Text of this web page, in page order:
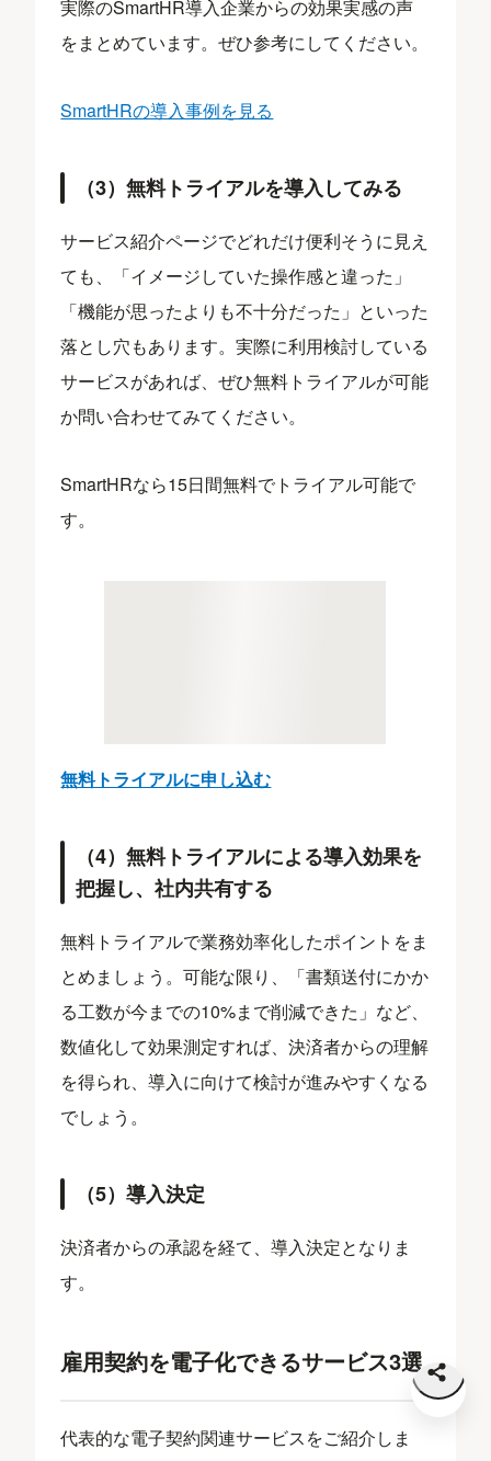
実際のSmartHR導入企業からの効果実感の声
をまとめています。ぜひ参考にしてください。
SmartHRの導入事例を見る
（3）無料トライアルを導入してみる
サービス紹介ページでどれだけ便利そうに見え
ても、「イメージしていた操作感と違った」
「機能が思ったよりも不十分だった」といった
落とし穴もあります。実際に利用検討している
サービスがあれば、ぜひ無料トライアルが可能
か問い合わせてみてください。
SmartHRなら15日間無料でトライアル可能で
す。
無料トライアルに申し込む
（4）無料トライアルによる導入効果を
把握し、社内共有する
無料トライアルで業務効率化したポイントをま
とめましょう。可能な限り、「書類送付にかか
る工数が今までの10%まで削減できた」など、
数値化して効果測定すれば、決済者からの理解
を得られ、導入に向けて検討が進みやすくなる
でしょう。
（5）導入決定
決済者からの承認を経て、導入決定となりま
す。
雇用契約を電子化できるサービス3選
代表的な電子契約関連サービスをご紹介しま